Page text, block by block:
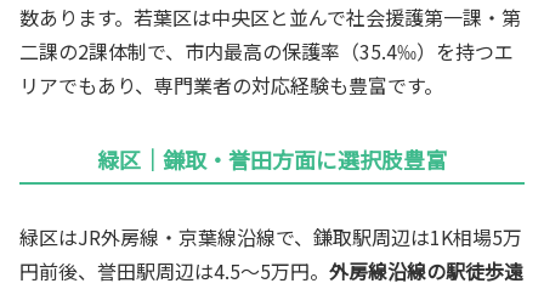
数あります。若葉区は中央区と並んで社会援護第一課・第
二課の2課体制で、市内最高の保護率（35.4‰）を持つエ
リアでもあり、専門業者の対応経験も豊富です。
緑区｜鎌取・誉田方面に選択肢豊富
緑区はJR外房線・京葉線沿線で、鎌取駅周辺は1K相場5万
円前後、誉田駅周辺は4.5〜5万円。 外房線沿線の駅徒歩遠